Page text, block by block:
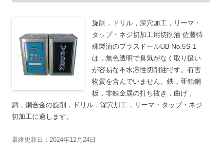
旋削，ドリル，深穴加工，リーマ・
タップ・ネジ切加工用切削油 佐藤特
殊製油のプラスドールUB No.5S-1
は，無色透明で臭気がなく取り扱い
が容易な不水溶性切削油です。有害
物質を含んでいません。鉄，亜鉛鋼
板，非鉄金属の打ち抜き，曲げ，
銅，銅合金の旋削，ドリル，深穴加工，リーマ・タップ・ネジ
切加工に適します。
最終更新日：2024年12月24日